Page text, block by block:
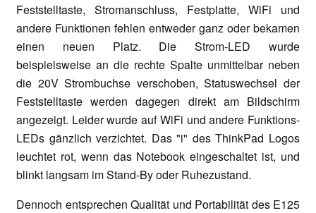
Feststelltaste, Stromanschluss, Festplatte, WiFi und
andere Funktionen fehlen entweder ganz oder bekamen
einen neuen Platz. Die Strom-LED wurde
beispielsweise an die rechte Spalte unmittelbar neben
die 20V Strombuchse verschoben, Statuswechsel der
Feststelltaste werden dagegen direkt am Bildschirm
angezeigt. Leider wurde auf WiFi und andere Funktions-
LEDs gänzlich verzichtet. Das "i" des ThinkPad Logos
leuchtet rot, wenn das Notebook eingeschaltet ist, und
blinkt langsam im Stand-By oder Ruhezustand.
Dennoch entsprechen Qualität und Portabilität des E125